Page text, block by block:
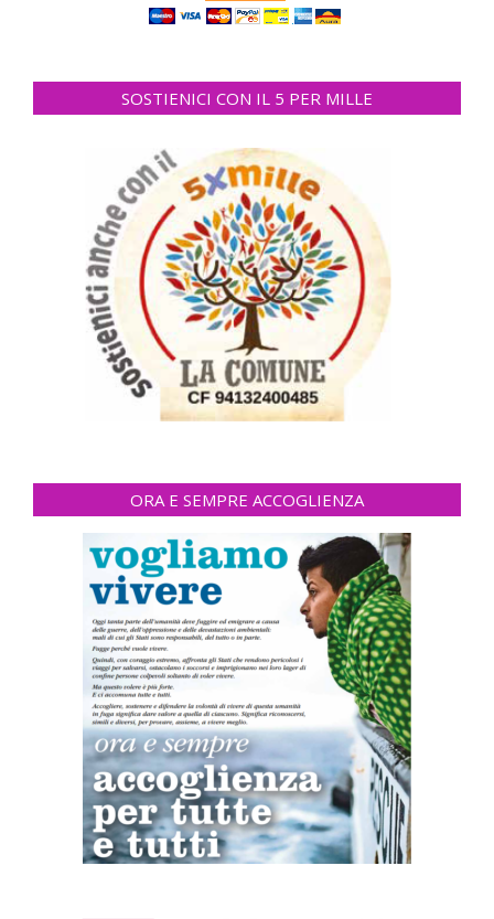
SOSTIENICI CON IL 5 PER MILLE
ORA E SEMPRE ACCOGLIENZA